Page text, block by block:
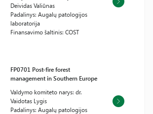
Deividas Valiūnas
Padalinys: Augalų patologijos
laboratorija
Finansavimo šaltinis: COST
FP0701 Post-fire forest
management in Southern Europe
Valdymo komiteto narys: dr.
Vaidotas Lygis
Padalinys: Augalų patologijos